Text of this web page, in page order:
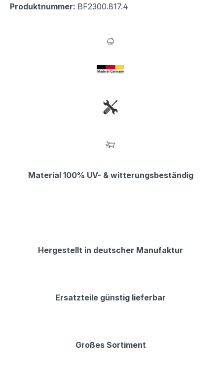
Produktnummer: BF2300.817.4
Material 100% UV- & witterungsbeständig
Hergestellt in deutscher Manufaktur
Ersatzteile günstig lieferbar
Großes Sortiment